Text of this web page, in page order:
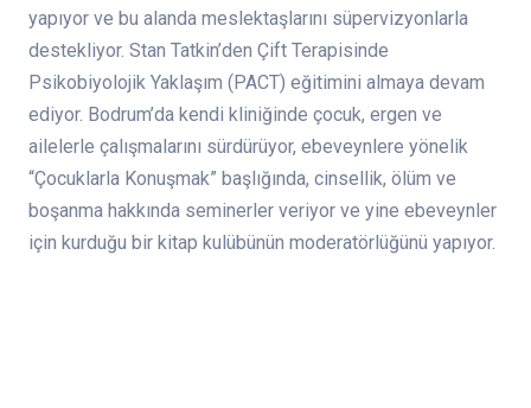
yapıyor ve bu alanda meslektaşlarını süpervizyonlarla
destekliyor. Stan Tatkin’den Çift Terapisinde
Psikobiyolojik Yaklaşım (PACT) eğitimini almaya devam
ediyor. Bodrum’da kendi kliniğinde çocuk, ergen ve
ailelerle çalışmalarını sürdürüyor, ebeveynlere yönelik
“Çocuklarla Konuşmak” başlığında, cinsellik, ölüm ve
boşanma hakkında seminerler veriyor ve yine ebeveynler
için kurduğu bir kitap kulübünün moderatörlüğünü yapıyor.